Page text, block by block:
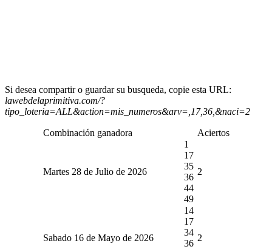
Si desea compartir o guardar su busqueda, copie esta URL:
lawebdelaprimitiva.com/?
tipo_loteria=ALL&action=mis_numeros&arv=,17,36,&naci=2
Combinación ganadora Aciertos
Martes 28 de Julio de 2026
1
17
35
36
44
49
2
Sabado 16 de Mayo de 2026
14
17
34
36
2